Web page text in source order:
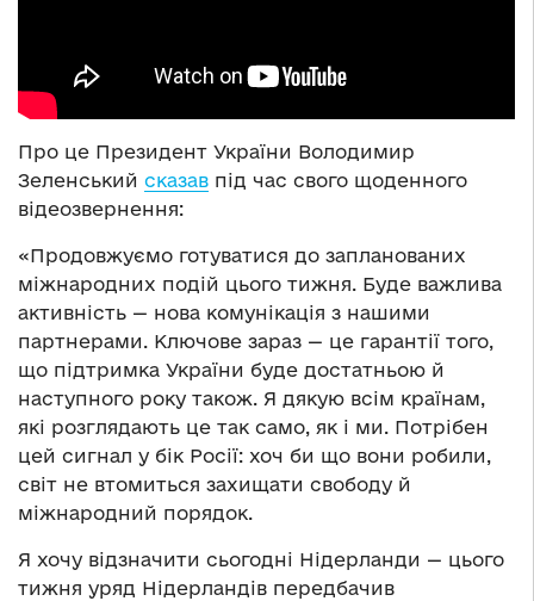
Про це Президент України Володимир
Зеленський сказав під час свого щоденного
відеозвернення:
«Продовжуємо готуватися до запланованих
міжнародних подій цього тижня. Буде важлива
активність — нова комунікація з нашими
партнерами. Ключове зараз — це гарантії того,
що підтримка України буде достатньою й
наступного року також. Я дякую всім країнам,
які розглядають це так само, як і ми. Потрібен
цей сигнал у бік Росії: хоч би що вони робили,
світ не втомиться захищати свободу й
міжнародний порядок.
Я хочу відзначити сьогодні Нідерланди — цього
тижня уряд Нідерландів передбачив